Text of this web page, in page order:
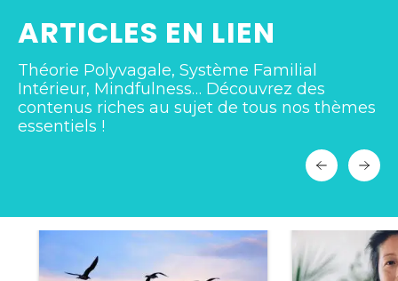
ARTICLES EN LIEN
Théorie Polyvagale, Système Familial
Intérieur, Mindfulness… Découvrez des
contenus riches au sujet de tous nos thèmes
essentiels !